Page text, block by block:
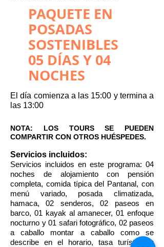
PAQUETE EN
POSADAS
SOSTENIBLES
05 DÍAS Y 04
NOCHES
El día comienza a las 15:00 y termina a
las 13:00
NOTA: LOS TOURS SE PUEDEN
COMPARTIR CON OTROS HUÉSPEDES.
Servicios incluidos:
Servicios incluidos en este programa: 04
noches de alojamiento con pensión
completa, comida típica del Pantanal, con
menú variado, posada climatizada,
hamaca, 02 senderos, 02 paseos en
barco, 01 kayak al amanecer, 01 enfoque
nocturno y 01 safari fotográfico, 02 paseos
a caballo montar a caballo como se
describe en el horario, tasa turística y